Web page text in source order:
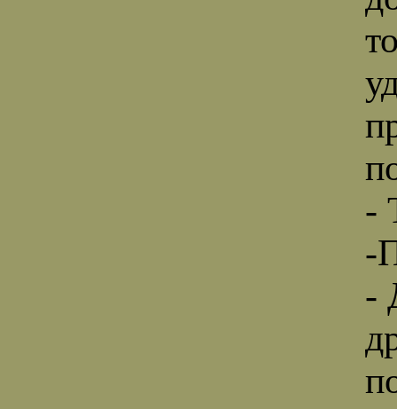
-
-
-